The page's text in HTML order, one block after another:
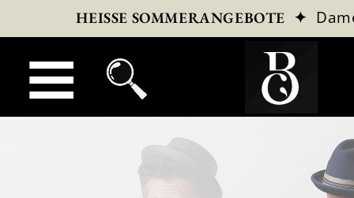
HEISSE SOMMERANGEBOTE ✦